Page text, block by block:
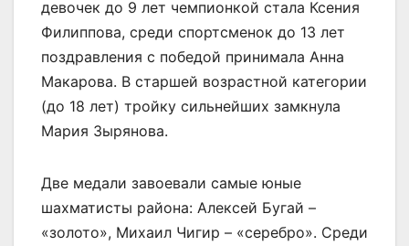
девочек до 9 лет чемпионкой стала Ксения
Филиппова, среди спортсменок до 13 лет
поздравления с победой принимала Анна
Макарова. В старшей возрастной категории
(до 18 лет) тройку сильнейших замкнула
Мария Зырянова.
Две медали завоевали самые юные
шахматисты района: Алексей Бугай –
«золото», Михаил Чигир – «серебро». Среди